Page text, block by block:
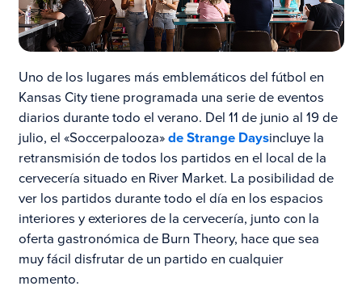
Uno de los lugares más emblemáticos del fútbol en
Kansas City tiene programada una serie de eventos
diarios durante todo el verano. Del 11 de junio al 19 de
julio, el «Soccerpalooza»de Strange Daysincluye la
retransmisión de todos los partidos en el local de la
cervecería situado en River Market. La posibilidad de
ver los partidos durante todo el día en los espacios
interiores y exteriores de la cervecería, junto con la
oferta gastronómica de Burn Theory, hace que sea
muy fácil disfrutar de un partido en cualquier
momento.